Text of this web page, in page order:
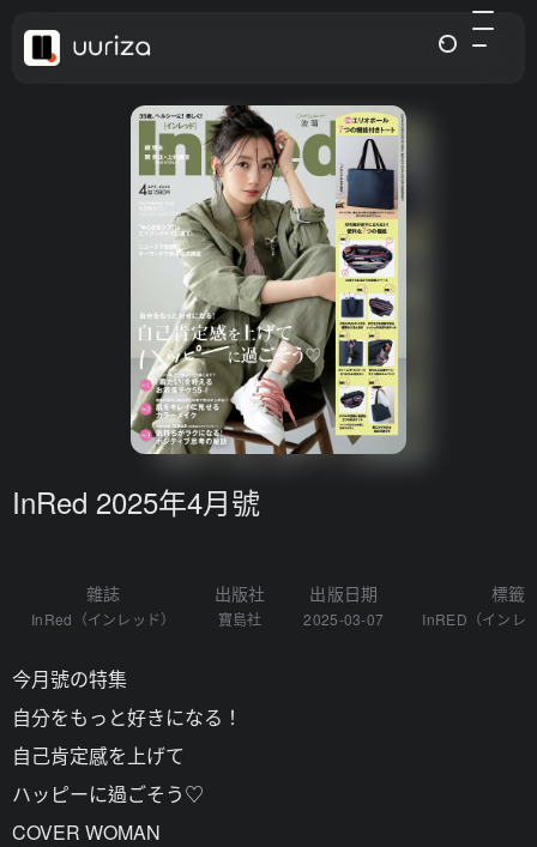
InRed 2025年4月號
雜誌
InRed（インレッド）
出版社
寶島社
出版日期
2025-03-07
標籤
InRED（インレ
今月號の特集
自分をもっと好きになる！
自己肯定感を上げて
ハッピーに過ごそう♡
COVER WOMAN